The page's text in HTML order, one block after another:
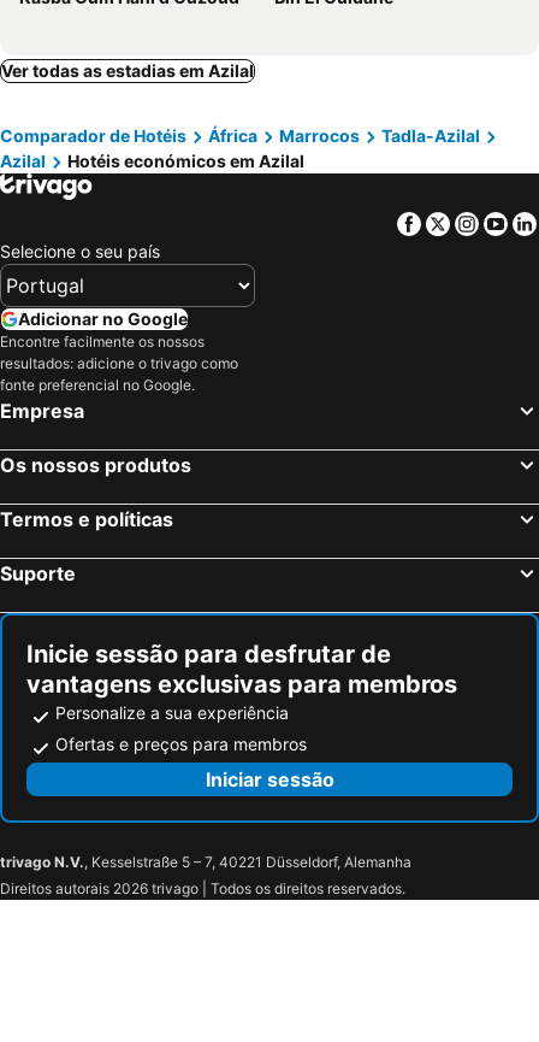
Ver todas as estadias em Azilal
Comparador de Hotéis África Marrocos
Tadla-Azilal
Azilal
Hotéis económicos em Azilal
Facebook
Twitter
Selecione o seu país
Adicionar no Google
Encontre facilmente os nossos
resultados: adicione o trivago como
fonte preferencial no Google.
Empresa
Os nossos produtos
Termos e políticas
Suporte
Inicie sessão para desfrutar de
vantagens exclusivas para membros
Personalize a sua experiência
Ofertas e preços para membros
Iniciar sessão
trivago N.V., Kesselstraße 5 – 7, 40221 Düsseldorf, Alemanha
Direitos autorais 2026 trivago | Todos os direitos reservados.